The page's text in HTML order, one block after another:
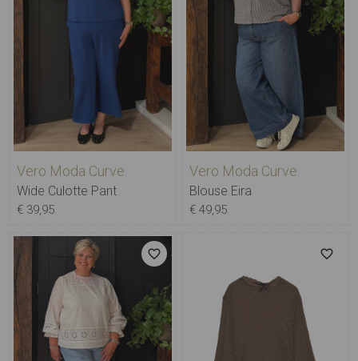
Vero Moda Curve
Wide Culotte Pant
€ 39,95
Vero Moda Curve
Blouse Eira
€ 49,95